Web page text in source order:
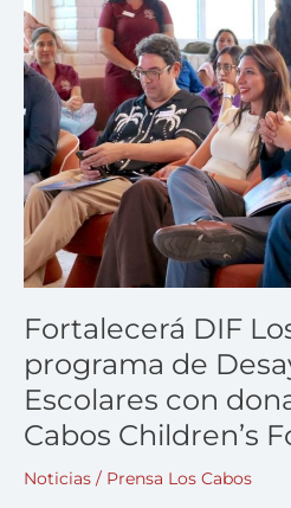
Fortalecerá DIF
programa de
Escolares con
Cabos Children’s
Noticias / Prensa Los Cabos
Los
Cabos
programa
de
Desayunos
Escolares
con
donativo
de
Los
Cabos
Children’s
Foundation